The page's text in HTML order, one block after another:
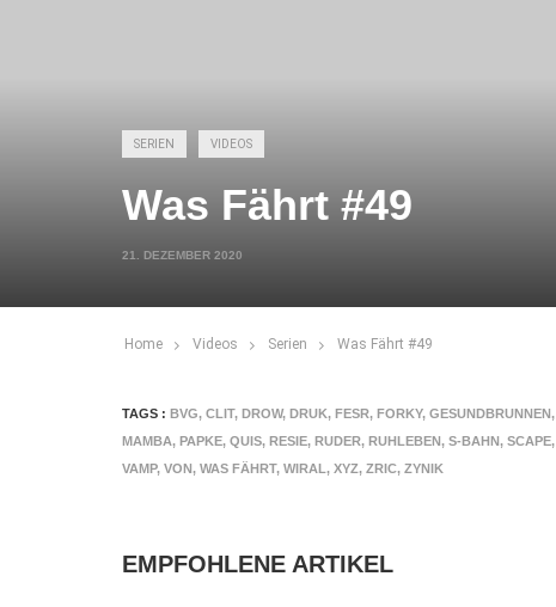
SERIEN VIDEOS
Was Fährt #49
21. DEZEMBER 2020
Home Videos Serien Was Fährt #49
TAGS : BVG, CLIT, DROW, DRUK, FESR, FORKY, GESUNDBRUNNEN,
MAMBA, PAPKE, QUIS, RESIE, RUDER, RUHLEBEN, S-BAHN, SCAPE,
VAMP, VON, WAS FÄHRT, WIRAL , XYZ, ZRIC, ZYNIK
EMPFOHLENE ARTIKEL